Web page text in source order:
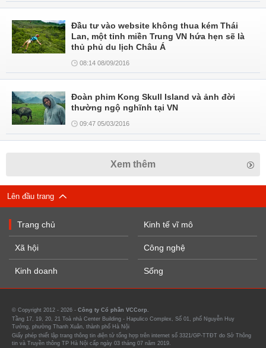
Đầu tư vào website không thua kém Thái
Lan, một tỉnh miền Trung VN hứa hẹn sẽ là
thủ phủ du lịch Châu Á
08:14 08/09/2016
Đoàn phim Kong Skull Island và ảnh đời
thường ngộ nghĩnh tại VN
09:47 05/03/2016
Xem thêm
Lên đầu trang
Trang chủ
Xã hội
Kinh doanh
Kinh tế vĩ mô
Công nghệ
Sống
© Copyright 2012 - 2026 - Công ty Cổ phần VCCorp.
Tầng 17, 19, 20, 21 Toà nhà Center Building - Hapulico Complex, Số 01, phố Nguyễn Huy
Tưởng, phường Thanh Xuân, thành phố Hà Nội
Giấy phép thiết lập trang thông tin điện tử tổng hợp trên internet số 3321/GP-TTĐT do Sở Thông
tin và Truyền thông TP Hà Nội cấp ngày 03 tháng 07 năm 2019.